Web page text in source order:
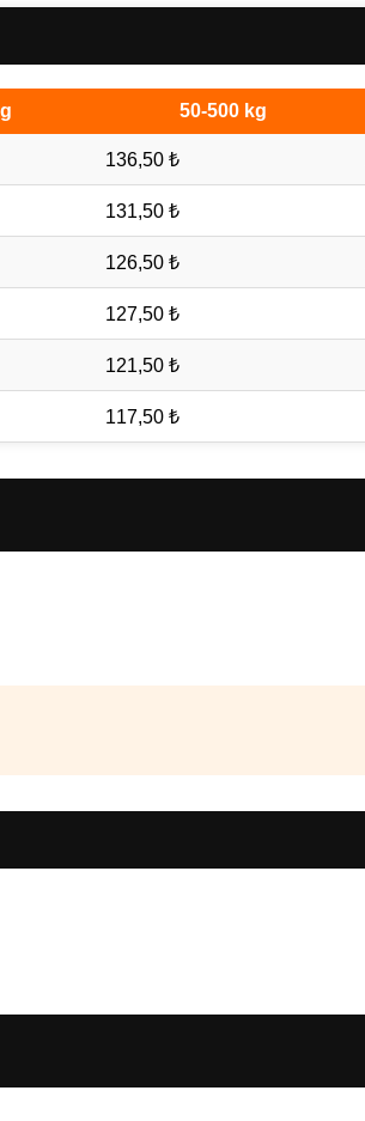
50-500 kg
136,50 ₺
131,50 ₺
126,50 ₺
127,50 ₺
121,50 ₺
117,50 ₺